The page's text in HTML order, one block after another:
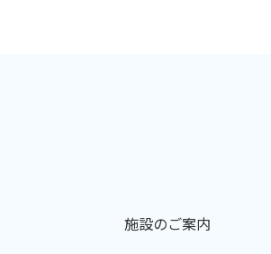
施設のご案内